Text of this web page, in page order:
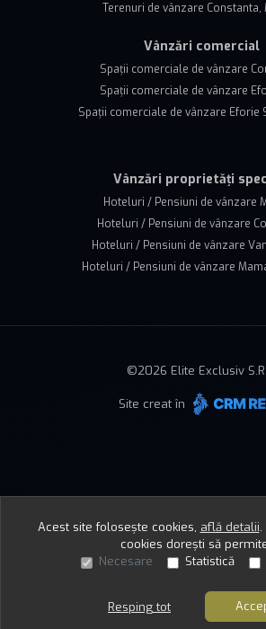
Sună acum Solicită
Terenuri de vânzare Constanta,
Vânzări comercial
Spații comerciale de vânzare
Spații comerciale de vânzare
Spații comerciale de vânzare Eforie
Vânzări proprietăți
Hoteluri / Pensiuni de vânzare
Hoteluri / Pensiuni de vânzare
Hoteluri / Pensiuni de vânzare
Hoteluri / Pensiuni de vânzare
©2026 Elite Exclusiv
Site creat în
Acest site folosește cookies, află detalii.
cookies dorești să
Necesare
Statistică
Resping tot